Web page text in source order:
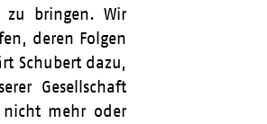
zu bringen. Wir
deren Folgen
Schubert dazu,
Gesellschaft
nicht mehr oder